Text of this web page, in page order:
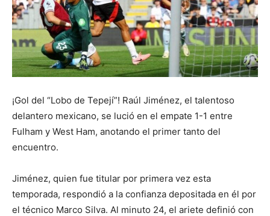
¡Gol del “Lobo de Tepejí”! Raúl Jiménez, el talentoso
delantero mexicano, se lució en el empate 1-1 entre
Fulham y West Ham, anotando el primer tanto del
encuentro.
Jiménez, quien fue titular por primera vez esta
temporada, respondió a la confianza depositada en él por
el técnico Marco Silva. Al minuto 24, el ariete definió con